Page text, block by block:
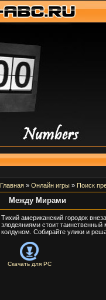
Главная» Онлайн игры» Поиск
Между Мирами
Тихий американский городок
злодеяниями стоит
колдуном. Собирайте улики и
Скачать дляPC